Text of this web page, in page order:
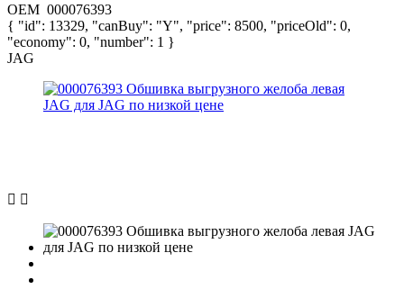
OEM 000076393
{ "id": 13329, "canBuy": "Y", "price": 8500, "priceOld": 0,
"economy": 0, "number": 1 }
JAG